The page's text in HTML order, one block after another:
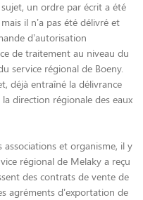
un ordre par écrit a été
il n’a pas été délivré et
d’autorisation
de traitement au niveau du
service régional de Boeny.
déjà entraîné la délivrance
direction régionale des eaux
associations et organisme, il y
régional de Melaky a reçu
des contrats de vente de
agréments d’exportation de